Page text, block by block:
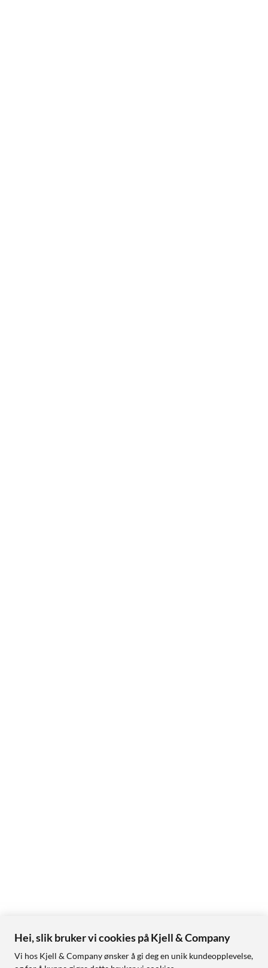
Hei, slik bruker vi cookies på Kjell & Company
Vi hos Kjell & Company ønsker å gi deg en unik kundeopplevelse,